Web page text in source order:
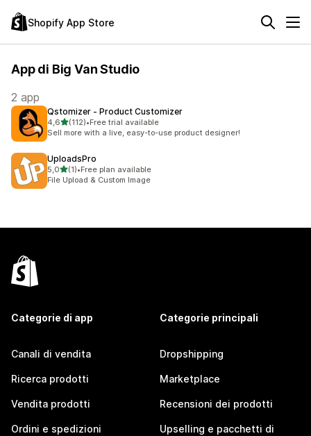
Shopify App Store
App di Big Van Studio
2 app
Qstomizer ‑ Product Customizer
4,6stelle su 5
(112)
112 recensioni totali
•Free trial available
Sell more with a live, easy-to-use product designer!
UploadsPro
5,0stelle su 5
(1)
1 recensioni totali
•Free plan available
File Upload & Custom Image
Categorie di app
Canali di vendita
Ricerca prodotti
Vendita prodotti
Ordini e spedizioni
Categorie principali
Dropshipping
Marketplace
Recensioni dei prodotti
Upselling e pacchetti di